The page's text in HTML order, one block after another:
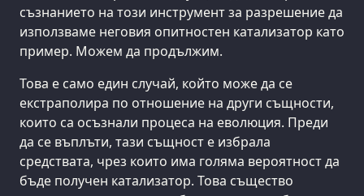
съзнанието на този инструмент за разрешение да
използваме неговия опитностен катализатор като
пример. Можем да продължим.
Това е само един случай, който може да се
екстраполира по отношение на други същности,
които са осъзнали процеса на еволюция. Преди
да се въплъти, тази същност е избрала
средствата, чрез които има голяма вероятност да
бъде получен катализатор. Това същество